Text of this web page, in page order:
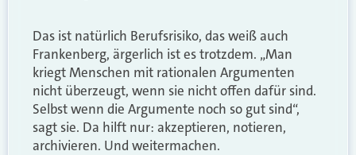
Das ist natürlich Berufsrisiko, das weiß auch
Frankenberg, ärgerlich ist es trotzdem. „Man
kriegt Menschen mit rationalen Argumenten
nicht überzeugt, wenn sie nicht offen dafür sind.
Selbst wenn die Argumente noch so gut sind“,
sagt sie. Da hilft nur: akzeptieren, notieren,
archivieren. Und weitermachen.